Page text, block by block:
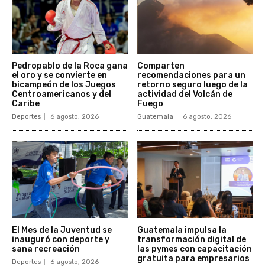
Pedropablo de la Roca gana
el oro y se convierte en
bicampeón de los Juegos
Centroamericanos y del
Caribe
Deportes 6 agosto, 2026
Comparten
recomendaciones para un
retorno seguro luego de la
actividad del Volcán de
Fuego
Guatemala 6 agosto, 2026
El Mes de la Juventud se
inauguró con deporte y
sana recreación
Deportes 6 agosto, 2026
Guatemala impulsa la
transformación digital de
las pymes con capacitación
gratuita para empresarios